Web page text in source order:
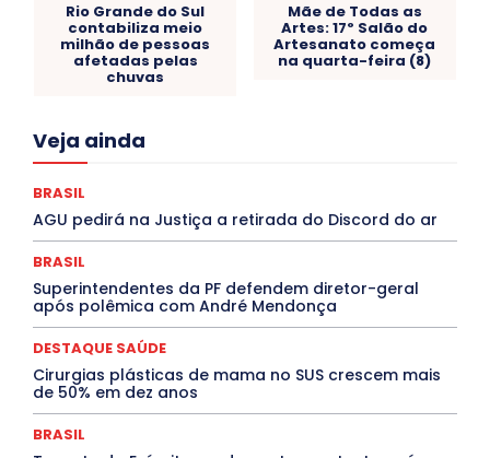
Rio Grande do Sul
contabiliza meio
milhão de pessoas
afetadas pelas
chuvas
Mãe de Todas as
Artes: 17º Salão do
Artesanato começa
na quarta-feira (8)
Veja ainda
Acre
Congressuanas & Esplanadumas
Covid-19
Crônica Política Crônicas
CULTURA
Cultura e Tal
DANÇA Dengue
Denuncia
DESTAQUE BRASIL
DESTAQUE DF
DESTAQUE SAÚDE
DESTAQUES OUTROS
DISTRITO FEDERAL
EDUCAÇÃO
ELEIÇÕES
EMPREGO E OPORTUNIDADES
Especial
Espírito Santo ESPORTE
ESTÁGIO
EVENTOS
Febre Oropouche
Goiás
INTELIGÊNCIA ARTIFICIAL
INTERNACIONAL
MEIO AMBIENTE
BRASIL
AGU pedirá na Justiça a retirada do Discord do ar
BRASIL
Superintendentes da PF defendem diretor-geral
após polêmica com André Mendonça
DESTAQUE SAÚDE
Cirurgias plásticas de mama no SUS crescem mais
de 50% em dez anos
BRASIL